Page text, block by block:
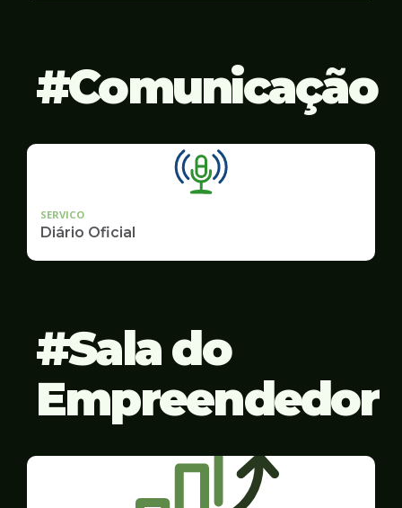
Comunicação
SERVICO
Diário Oficial
Sala do
Empreendedor